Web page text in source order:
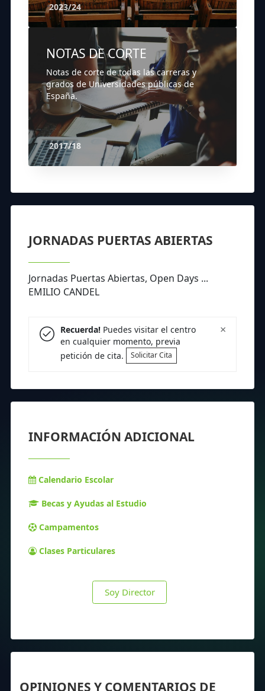
2023/24
NOTAS DE CORTE
Notas de corte de todas las carreras y
grados de Universidades públicas de
España.
2017/18
JORNADAS PUERTAS ABIERTAS
Jornadas Puertas Abiertas, Open Days ...
EMILIO CANDEL
×
Recuerda!Puedes visitar el centro
en cualquier momento, previa
petición de cita.
Solicitar Cita
INFORMACIÓN ADICIONAL
Calendario Escolar
Becas y Ayudas al Estudio
Campamentos
Clases Particulares
Soy Director
OPINIONES Y COMENTARIOS DE